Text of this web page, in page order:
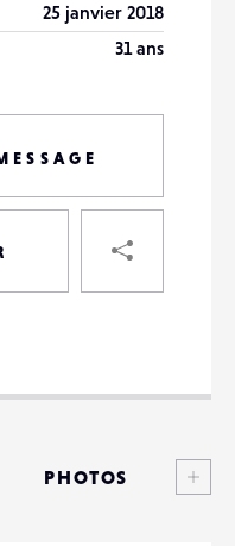
25 janvier 2018
31 ans
DESTINATAIRE
VOTRE
VOTRE
PHOTOS